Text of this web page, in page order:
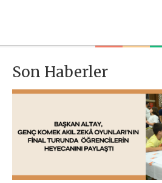
Son Haberler